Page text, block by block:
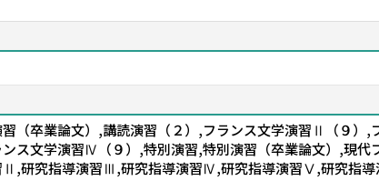
（卒業論文）,講読演習（２）,フランス文学演習Ⅱ（９
ス文学演習Ⅳ（９）,特別演習,特別演習（卒業論文）,現
研究指導演習Ⅲ,研究指導演習Ⅳ,研究指導演習Ⅴ,研究指